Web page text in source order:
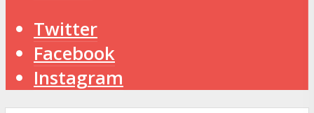
Twitter
Facebook
Instagram